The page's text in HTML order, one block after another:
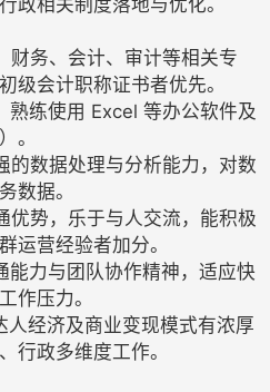
财务、会计、审计等相关专
级会计职称证书者优先。​
熟练使用 Excel 等办公软件及
。​
的数据处理与分析能力，对数
数据。​
优势，乐于与人交流，能积极
运营经验者加分。​
能力与团队协作精神，适应快
作压力。​
经济及商业变现模式有浓厚
行政多维度工作。​